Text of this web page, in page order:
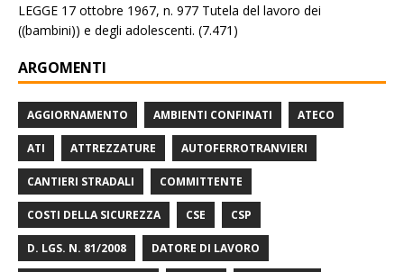
LEGGE 17 ottobre 1967, n. 977 Tutela del lavoro dei
((bambini)) e degli adolescenti. (7.471)
ARGOMENTI
AGGIORNAMENTO AMBIENTI CONFINATI ATECO
ATI ATTREZZATURE AUTOFERROTRANVIERI
CANTIERI STRADALI COMMITTENTE
COSTI DELLA SICUREZZA CSE CSP
D. LGS. N. 81/2008 DATORE DI LAVORO